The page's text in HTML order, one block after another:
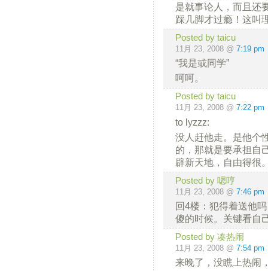
是就事论人，而且还
踩几脚才过瘾！这叫
Posted by taicu
11月 23, 2008 @ 7:19 pm
“我是或同学”
呵呵。
Posted by taicu
11月 23, 2008 @ 7:22 pm
to lyzzz:
没人赶他走。是他
的，那就是要承担自
辟新天地，自由得很
Posted by 嗯哼
11月 23, 2008 @ 7:46 pm
回4楼：犯得着送他
傻的时候。关键看自
Posted by 凑热闹
11月 23, 2008 @ 7:54 pm
来晚了，没瞧上热闹